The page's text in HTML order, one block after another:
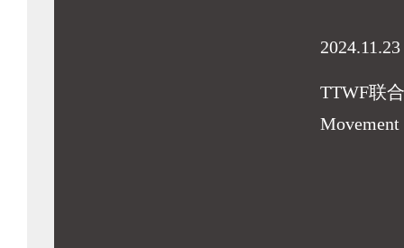
TTWF联